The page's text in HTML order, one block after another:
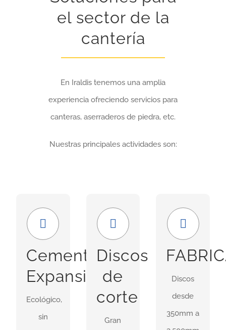
el sector de la
cantería
En Iraldis tenemos una amplia
experiencia ofreciendo servicios para
canteras, aserraderos de piedra, etc.
Nuestras principales actividades son:
Cemento
Expansivo
Ecológico,
sin
Económico
y
seguro
en
demoliciones
donde
Discos
de
corte
Gran
Amplia
gama
Nuestra
incluye
discos
para
Discos
desde
350mm a
GRAN
FORMATO
En
instalaciones
idsponemos
de